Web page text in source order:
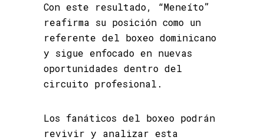
Con este resultado, “Meneíto”
reafirma su posición como un
referente del boxeo dominicano
y sigue enfocado en nuevas
oportunidades dentro del
circuito profesional.
Los fanáticos del boxeo podrán
revivir y analizar esta